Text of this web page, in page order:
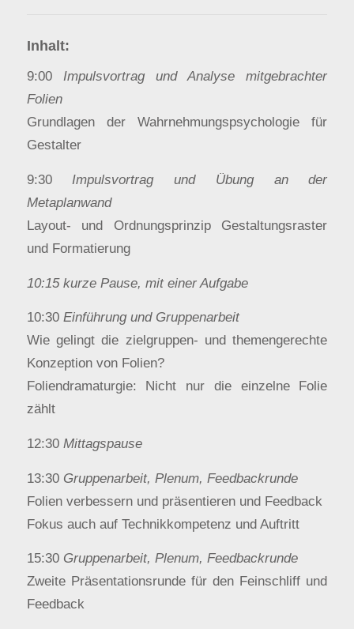
Inhalt:
9:00 Impulsvortrag und Analyse mitgebrachter
Folien
Grundlagen der Wahrnehmungspsychologie für
Gestalter
9:30 Impulsvortrag und Übung an der
Metaplanwand
Layout- und Ordnungsprinzip Gestaltungsraster
und Formatierung
10:15 kurze Pause, mit einer Aufgabe
10:30 Einführung und Gruppenarbeit
Wie gelingt die zielgruppen- und themengerechte
Konzeption von Folien?
Foliendramaturgie: Nicht nur die einzelne Folie
zählt
12:30 Mittagspause
13:30 Gruppenarbeit, Plenum, Feedbackrunde
Folien verbessern und präsentieren und Feedback
Fokus auch auf Technikkompetenz und Auftritt
15:30 Gruppenarbeit, Plenum, Feedbackrunde
Zweite Präsentationsrunde für den Feinschliff und
Feedback